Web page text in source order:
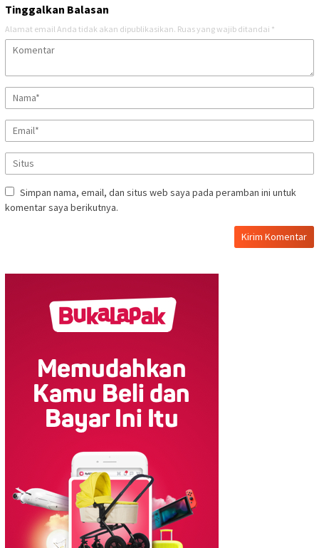
Tinggalkan Balasan
Alamat email Anda tidak akan dipublikasikan. Ruas yang wajib ditandai *
Simpan nama, email, dan situs web saya pada peramban ini untuk
komentar saya berikutnya.